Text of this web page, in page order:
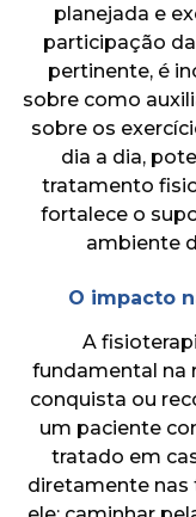
planejada e
participação
pertinente, é
sobre como
sobre os
dia a dia,
tratamento
fortalece o
ambiente
O impacto
A
fundamental na
conquista ou
um paciente
tratado em
diretamente nas